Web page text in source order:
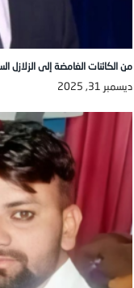
من الكائنات الغامضة إلى الزلازل
ديسمبر 31, 2025